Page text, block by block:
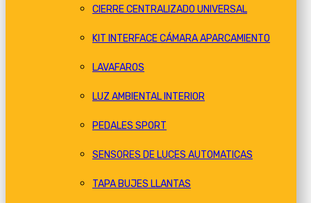
CIERRE CENTRALIZADO UNIVERSAL
KIT INTERFACE CÁMARA APARCAMIENTO
LAVAFAROS
LUZ AMBIENTAL INTERIOR
PEDALES SPORT
SENSORES DE LUCES AUTOMATICAS
TAPA BUJES LLANTAS